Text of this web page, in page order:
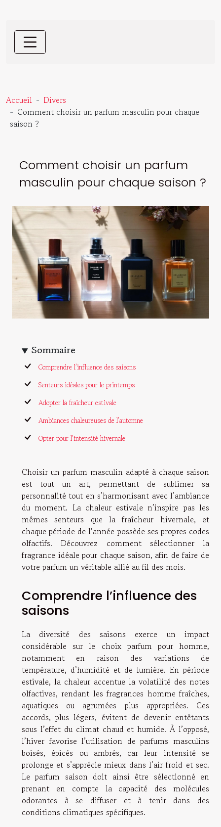
Accueil
Divers
Comment choisir un parfum masculin pour chaque
saison ?
Comment choisir un parfum
masculin pour chaque saison ?
Sommaire
Comprendre l’influence des saisons
Senteurs idéales pour le printemps
Adopter la fraîcheur estivale
Ambiances chaleureuses de l’automne
Opter pour l’intensité hivernale
Choisir un parfum masculin adapté à chaque saison
est tout un art, permettant de sublimer sa
personnalité tout en s’harmonisant avec l’ambiance
du moment. La chaleur estivale n’inspire pas les
mêmes senteurs que la fraîcheur hivernale, et
chaque période de l’année possède ses propres codes
olfactifs. Découvrez comment sélectionner la
fragrance idéale pour chaque saison, afin de faire de
votre parfum un véritable allié au fil des mois.
Comprendre l’influence des
saisons
La diversité des saisons exerce un impact
considérable sur le choix parfum pour homme,
notamment en raison des variations de
température, d’humidité et de lumière. En période
estivale, la chaleur accentue la volatilité des notes
olfactives, rendant les fragrances homme fraîches,
aquatiques ou agrumées plus appropriées. Ces
accords, plus légers, évitent de devenir entêtants
sous l’effet du climat chaud et humide. À l’opposé,
l’hiver favorise l’utilisation de parfums masculins
boisés, épicés ou ambrés, car leur intensité se
prolonge et s’apprécie mieux dans l’air froid et sec.
Le parfum saison doit ainsi être sélectionné en
prenant en compte la capacité des molécules
odorantes à se diffuser et à tenir dans des
conditions climatiques spécifiques.